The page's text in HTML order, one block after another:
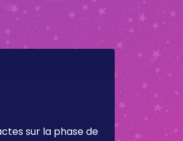
sur la phase de